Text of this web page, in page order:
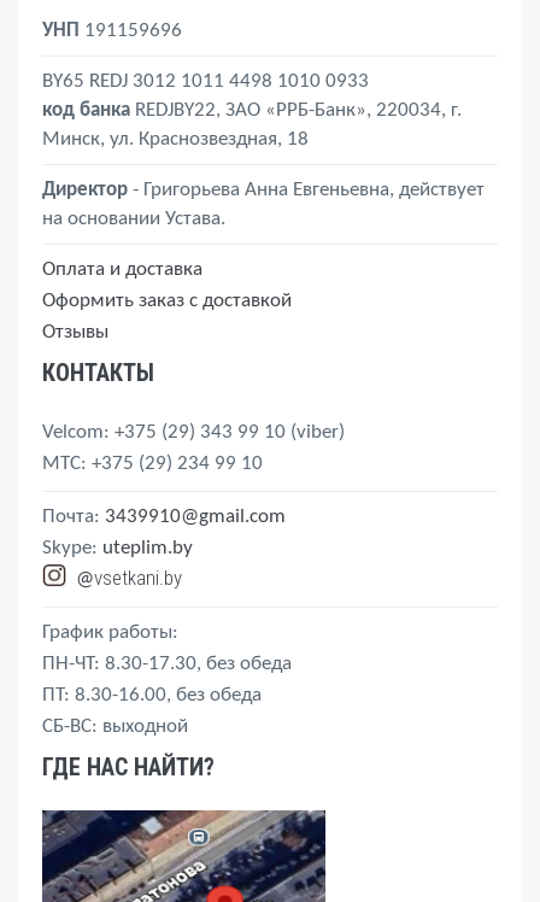
УНП 191159696
BY65 REDJ 3012 1011 4498 1010 0933
код банка REDJBY22, ЗАО «РРБ-Банк», 220034, г.
Минск, ул. Краснозвездная, 18
Директор - Григорьева Анна Евгеньевна, действует
на основании Устава.
Оплата и доставка
Оформить заказ с доставкой
Отзывы
КОНТАКТЫ
Velcom: +375 (29) 343 99 10 (viber)
MTС: +375 (29) 234 99 10
Почта: 3439910@gmail.com
Skype: uteplim.by
@vsetkani.by
График работы:
ПН-ЧТ: 8.30-17.30, без обеда
ПТ: 8.30-16.00, без обеда
СБ-ВС: выходной
ГДЕ НАС НАЙТИ?